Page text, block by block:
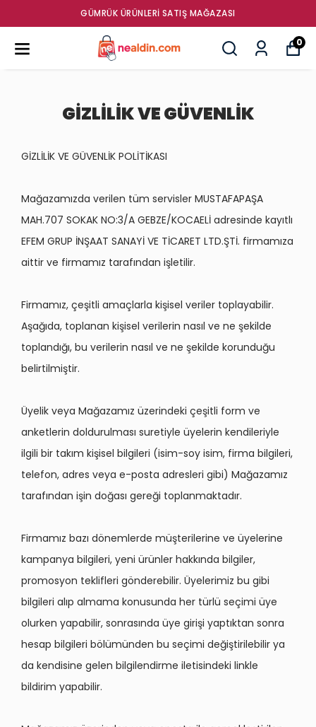
GÜMRÜK ÜRÜNLERI SATIŞ MAĞAZASI
0
GİZLİLİK VE GÜVENLİK
GİZLİLİK VE GÜVENLİK POLİTİKASI
Mağazamızda verilen tüm servisler MUSTAFAPAŞA
MAH.707 SOKAK NO:3/A GEBZE/KOCAELİ adresinde kayıtlı
EFEM GRUP İNŞAAT SANAYİ VE TİCARET LTD.ŞTİ. firmamıza
aittir ve firmamız tarafından işletilir.
Firmamız, çeşitli amaçlarla kişisel veriler toplayabilir.
Aşağıda, toplanan kişisel verilerin nasıl ve ne şekilde
toplandığı, bu verilerin nasıl ve ne şekilde korunduğu
belirtilmiştir.
Üyelik veya Mağazamız üzerindeki çeşitli form ve
anketlerin doldurulması suretiyle üyelerin kendileriyle
ilgili bir takım kişisel bilgileri (isim-soy isim, firma bilgileri,
telefon, adres veya e-posta adresleri gibi) Mağazamız
tarafından işin doğası gereği toplanmaktadır.
Firmamız bazı dönemlerde müşterilerine ve üyelerine
kampanya bilgileri, yeni ürünler hakkında bilgiler,
promosyon teklifleri gönderebilir. Üyelerimiz bu gibi
bilgileri alıp almama konusunda her türlü seçimi üye
olurken yapabilir, sonrasında üye girişi yaptıktan sonra
hesap bilgileri bölümünden bu seçimi değiştirilebilir ya
da kendisine gelen bilgilendirme iletisindeki linkle
bildirim yapabilir.